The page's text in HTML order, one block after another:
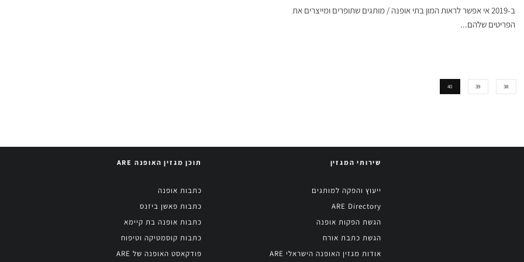
ב-2019 אי אפשר לראות המון בתי אופנה / מותגים שתופרים ומייצרים את
הפריטים שלהם...
38
39
40
שירותי המגזין
ייעוץ והפקה למותגים
ARE Directory
הגשת הפקות אופנה
הגשת כתבת אורח
אודות מגזין האופנה הישראלי ARE
תוכן מגזין האופנה ARE
כתבות אופנה
כתבות פאשן ביזנס
כתבות אופנה בת קיימא
כתבות קוסמטיקה וטיפוח
פודקאסט האופנה של ARE